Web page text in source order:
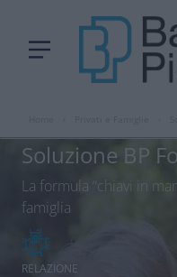
Soluzione BP
La formula “chiavi in
famiglia
RELAZIONE